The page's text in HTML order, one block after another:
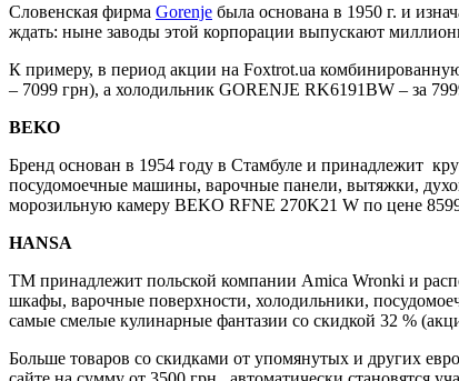
Словенская фирма Gorenje была основана в 1950 г. и
ждать: ныне заводы этой корпорации выпускают
К примеру, в период акции на Foxtrot.ua
– 7099 грн), а холодильник GORENJE RK6191BW – за
BEKO
Бренд основан в 1954 году в Стамбуле и принадлежит
посудомоечные машины, варочные панели, вытяжки,
морозильную камеру BEKO RFNE 270K21 W по цене
HANSA
ТМ принадлежит польской компании Amica Wronki и
шкафы, варочные поверхности, холодильники,
самые смелые кулинарные фантазии со скидкой 32 %
Больше товаров со скидками от упомянутых и других